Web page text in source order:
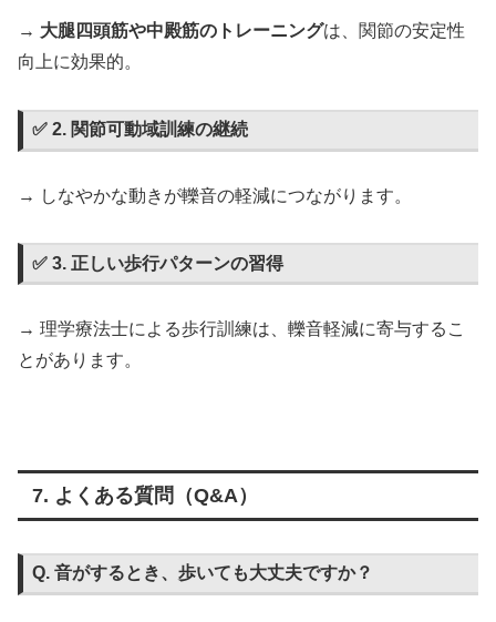
→ 大腿四頭筋や中殿筋のトレーニングは、関節の安定性
向上に効果的。
✅ 2. 関節可動域訓練の継続
→ しなやかな動きが轢音の軽減につながります。
✅ 3. 正しい歩行パターンの習得
→ 理学療法士による歩行訓練は、轢音軽減に寄与するこ
とがあります。
7. よくある質問（Q&A）
Q. 音がするとき、歩いても大丈夫ですか？